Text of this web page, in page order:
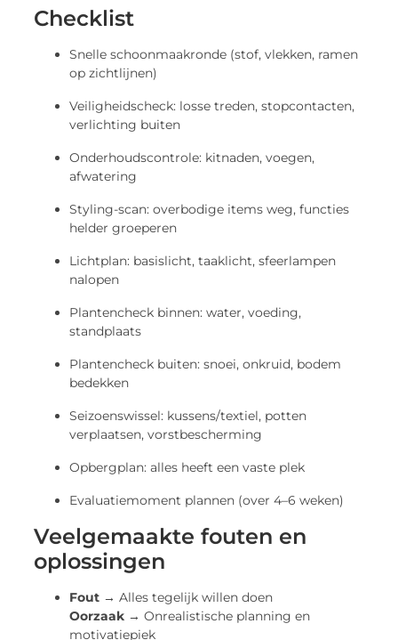
Checklist
Snelle schoonmaakronde (stof, vlekken, ramen
op zichtlijnen)
Veiligheidscheck: losse treden, stopcontacten,
verlichting buiten
Onderhoudscontrole: kitnaden, voegen,
afwatering
Styling-scan: overbodige items weg, functies
helder groeperen
Lichtplan: basislicht, taaklicht, sfeerlampen
nalopen
Plantencheck binnen: water, voeding,
standplaats
Plantencheck buiten: snoei, onkruid, bodem
bedekken
Seizoenswissel: kussens/textiel, potten
verplaatsen, vorstbescherming
Opbergplan: alles heeft een vaste plek
Evaluatiemoment plannen (over 4–6 weken)
Veelgemaakte fouten en
oplossingen
Fout → Alles tegelijk willen doen
Oorzaak → Onrealistische planning en
motivatiepiek